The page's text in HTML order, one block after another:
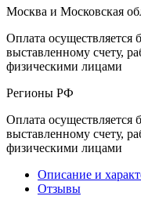
Москва и Московская
Оплата осуществляется
выставленному счету,
физическими лицами
Регионы РФ
Оплата осуществляется
выставленному счету,
физическими лицами
Описание и
Отзывы